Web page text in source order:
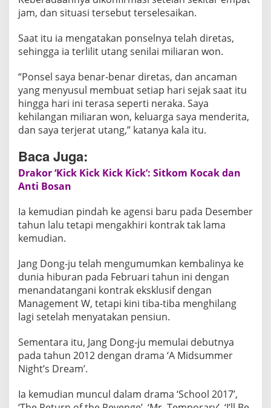
jam, dan situasi tersebut terselesaikan.
Saat itu ia mengatakan ponselnya telah diretas,
sehingga ia terlilit utang senilai miliaran won.
“Ponsel saya benar-benar diretas, dan ancaman
yang menyusul membuat setiap hari sejak saat itu
hingga hari ini terasa seperti neraka. Saya
kehilangan miliaran won, keluarga saya menderita,
dan saya terjerat utang,” katanya kala itu.
Baca Juga:
Drakor ‘Kick Kick Kick Kick’: Sitkom Kocak dan
Anti Bosan
Ia kemudian pindah ke agensi baru pada Desember
tahun lalu tetapi mengakhiri kontrak tak lama
kemudian.
Jang Dong-ju telah mengumumkan kembalinya ke
dunia hiburan pada Februari tahun ini dengan
menandatangani kontrak eksklusif dengan
Management W, tetapi kini tiba-tiba menghilang
lagi setelah menyatakan pensiun.
Sementara itu, Jang Dong-ju memulai debutnya
pada tahun 2012 dengan drama ‘A Midsummer
Night’s Dream’.
Ia kemudian muncul dalam drama ‘School 2017’,